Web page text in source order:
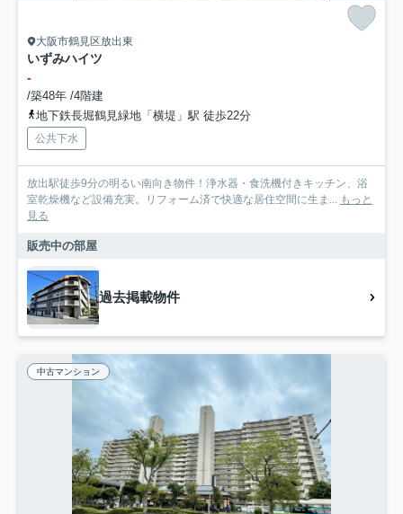
大阪市鶴見区放出東
いずみハイツ
-
/築48年 /4階建
地下鉄長堀鶴見緑地「横堤」駅 徒歩22分
公共下水
放出駅徒歩9分の明るい南向き物件！浄水器・食洗機付きキッチン、浴
室乾燥機など設備充実。リフォーム済で快適な居住空間に生ま...
もっと
見る
販売中の部屋
過去掲載物件
中古マンション